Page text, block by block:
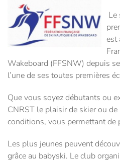
Le
est
Wakeboard (FFSNW) depuis
l’une de ses toutes premières
Que vous soyez débutants ou
CNRST le plaisir de skier ou
conditions, vous permettant de
Les plus jeunes peuvent
grâce au babyski. Le club